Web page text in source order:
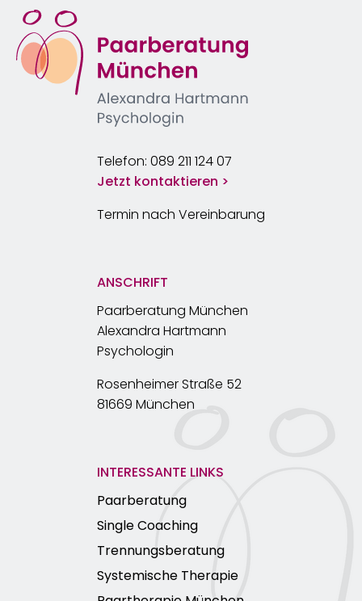
Telefon: 089 211 124 07
Jetzt kontaktieren >
Termin nach Vereinbarung
ANSCHRIFT
Paarberatung München
Alexandra Hartmann
Psychologin
Rosenheimer Straße 52
81669 München
INTERESSANTE LINKS
Paarberatung
Single Coaching
Trennungsberatung
Systemische Therapie